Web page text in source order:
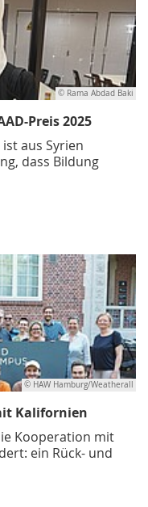
© Rama Abdad Baki
Preis 2025
aus Syrien
dass Bildung
© HAW Hamburg/Weatherall
Kalifornien
Kooperation mit
ein Rück- und